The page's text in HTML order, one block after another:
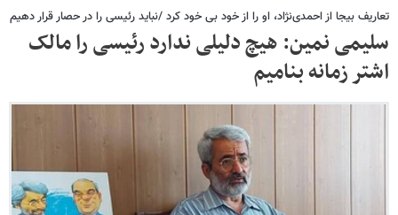
تعاریف بیجا از احمدی‌نژاد، او را از خود بی خود کرد /نباید رئیسی را در حصار قرار دهیم
سلیمی نمین: هیچ دلیلی ندارد رئیسی را مالک
اشتر زمانه بنامیم